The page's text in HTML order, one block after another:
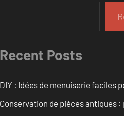
Recent Posts
DIY : Idées de menuiserie faciles
Conservation de pièces antiques